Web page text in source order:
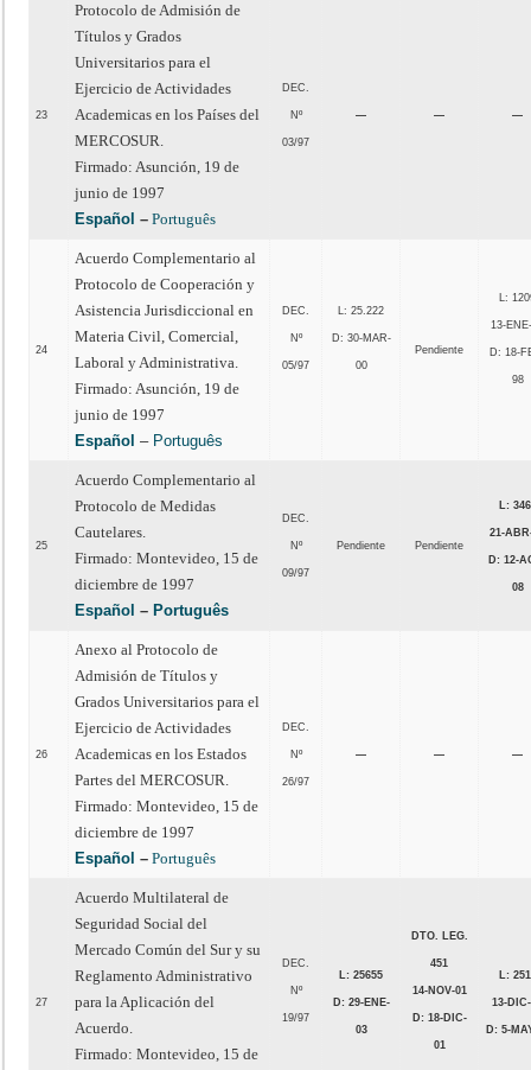
23
Protocolo de Admisión de
Títulos y Grados
Universitarios para el
Ejercicio de Actividades
Academicas en los Países del
MERCOSUR.
Firmado: Asunción, 19 de
junio de 1997
Español – Português
DEC.
Nº
03/97
— — —
24
Acuerdo Complementario al
Protocolo de Cooperación y
Asistencia Jurisdiccional en
Materia Civil, Comercial,
Laboral y Administrativa.
Firmado: Asunción, 19 de
junio de 1997
Español – Português
DEC.
Nº
05/97
L: 25.222
D: 30-MAR-
00
Pendiente
L:
13-
D: 18-
98
25
Acuerdo Complementario al
Protocolo de Medidas
Cautelares.
Firmado: Montevideo, 15 de
diciembre de 1997
Español – Português
DEC.
Nº
09/97
Pendiente Pendiente
L:
21-
D: 12-
08
26
Anexo al Protocolo de
Admisión de Títulos y
Grados Universitarios para el
Ejercicio de Actividades
Academicas en los Estados
Partes del MERCOSUR.
Firmado: Montevideo, 15 de
diciembre de 1997
Español – Português
DEC.
Nº
26/97
— — —
27
Acuerdo Multilateral de
Seguridad Social del
Mercado Común del Sur y su
Reglamento Administrativo
para la Aplicación del
Acuerdo.
Firmado: Montevideo, 15 de
DEC.
Nº
19/97
L: 25655
D: 29-ENE-
03
DTO. LEG.
451
14-NOV-01
D: 18-DIC-
01
L:
13-
D: 5-